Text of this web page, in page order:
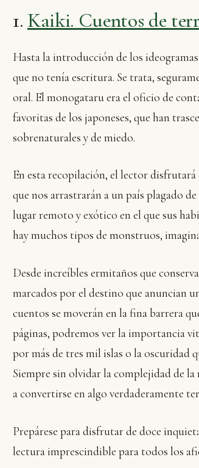
1. Kaiki. Cuentos de
Hasta la introducción de los
que no tenía escritura. Se trata,
oral. El monogataru era el oficio de
favoritas de los japoneses, que han
sobrenaturales y de miedo.
En esta recopilación, el lector
que nos arrastrarán a un país plagado
lugar remoto y exótico en el que sus
hay muchos tipos de monstruos,
Desde increíbles ermitaños que
marcados por el destino que anuncian
cuentos se moverán en la fina barrera
páginas, podremos ver la importancia
por más de tres mil islas o la oscuridad
Siempre sin olvidar la complejidad de
a convertirse en algo verdaderamente
Prepárese para disfrutar de doce
lectura imprescindible para todos los